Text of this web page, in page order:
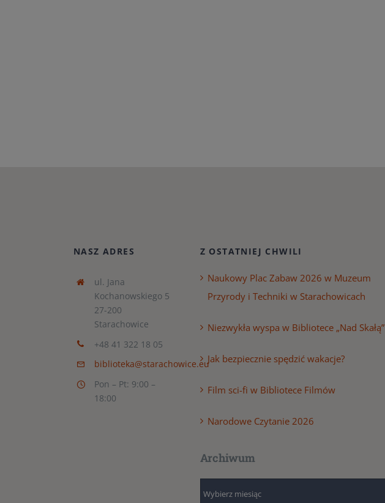
NASZ ADRES
ul. Jana
Kochanowskiego 5
27-200
Starachowice
+48 41 322 18 05
biblioteka@starachowice.eu
Pon – Pt: 9:00 –
18:00
Z OSTATNIEJ CHWILI
Naukowy Plac Zabaw 2026 w Muzeum
Przyrody i Techniki w Starachowicach
Niezwykła wyspa w Bibliotece „Nad Skałą”
Jak bezpiecznie spędzić wakacje?
Film sci-fi w Bibliotece Filmów
Narodowe Czytanie 2026
Archiwum